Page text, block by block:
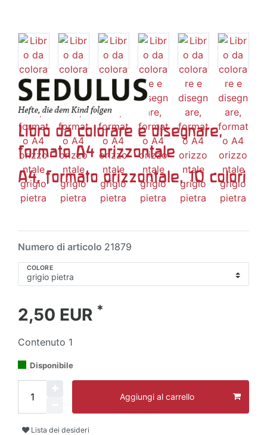
Libro da colorare e disegnare,
formato A4 orizzontale
A4, formato orizzontale, 10 colori
Numero di articolo 21879
COLORE
2,50 EUR *
Contenuto 1
Disponibile
Aggiungi al carrello
Lista dei desideri